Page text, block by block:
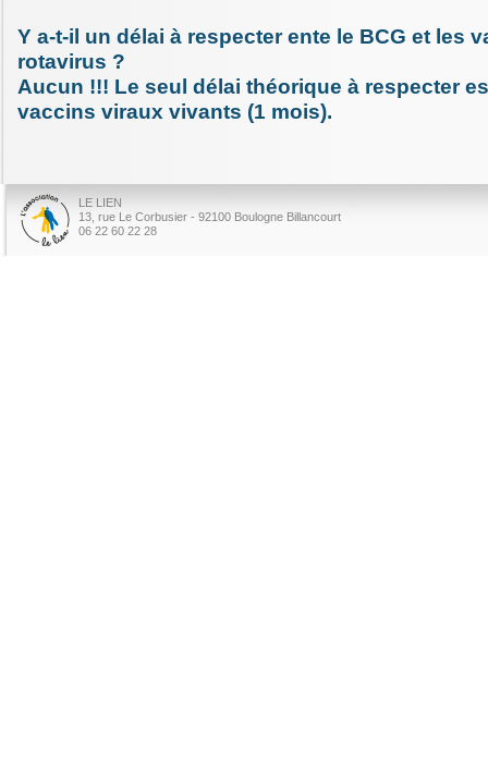
Y a-t-il un délai à respecter ente le BCG et les
rotavirus ?
Aucun !!! Le seul délai théorique à respecter
vaccins viraux vivants (1 mois).
LE LIEN
13, rue Le Corbusier - 92100 Boulogne Billancourt
06 22 60 22 28